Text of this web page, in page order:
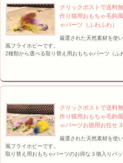
クリックポストで送料
作り猫用おもちゃ毛鉤
ゃパーツ（ふわふわ）
厳選された天然素材を使
風フライホビーです。
2種類から選べる取り替え用おもちゃパーツ（ふ
クリックポストで送料
作り猫用おもちゃ毛鉤
ゃパーツお徳用お任せ
厳選された天然素材を使
風フライホビーです。
取り替え用おもちゃパーツのお得な３個入りパッ